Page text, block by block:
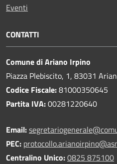
Eventi
CONTATTI
Comune di Ariano Irpino
Piazza Plebiscito, 1, 83031
Codice Fiscale:81000350645
Partita IVA:00281220640
Email:
PEC:
Centralino Unico:0825 875100